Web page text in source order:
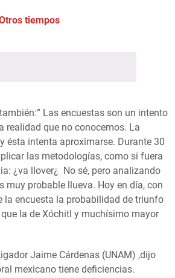
tiempos
Las encuestas son un intento
realidad que no conocemos. La
ésta intenta aproximarse. Durante 30
las metodologías, como si fuera
¿va llover¿ No sé, pero analizando
muy probable llueva. Hoy en día, con
la encuesta la probabilidad de triunfo
la de Xóchitl y muchísimo mayor
Jaime Cárdenas (UNAM) ,dijo
mexicano tiene deficiencias.